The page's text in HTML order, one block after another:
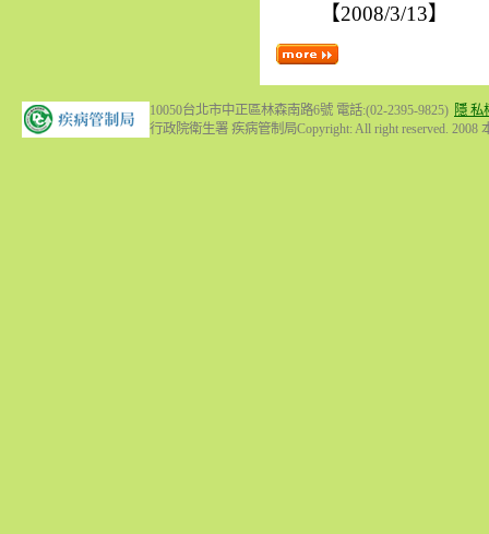
【2008/3/13】
10050台北市中正區林森南路6號 電話:(02-2395-9825) 隱 私
行政院衛生署 疾病管制局Copyright: All right reserved. 2008